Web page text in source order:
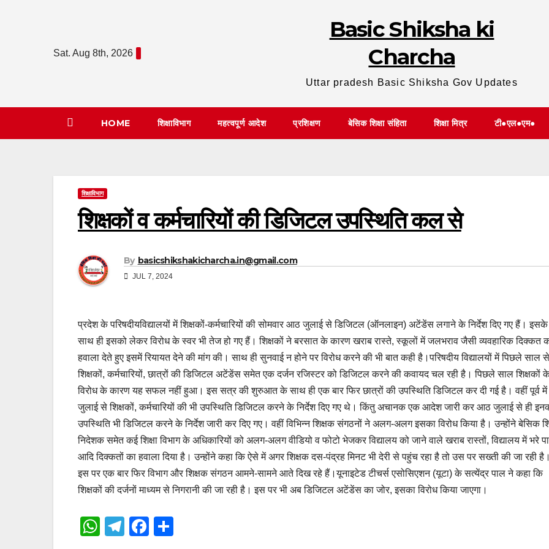
Sat. Aug 8th, 2026
Basic Shiksha ki
Charcha
Uttar pradesh Basic Shiksha Gov Updates
HOME शिक्षाविभाग महत्वपूर्ण आदेश प्रशिक्षण बेसिक शिक्षा संहिता शिक्षा मित्र टी●एल●एम●
शिक्षाविभाग
शिक्षकों व कर्मचारियों की डिजिटल उपस्थिति कल से
By basicshikshakicharcha.in@gmail.com
JUL 7, 2024
प्रदेश के परिषदीयविद्यालयों में शिक्षकों-कर्मचारियों की सोमवार आठ जुलाई से डिजिटल (ऑनलाइन) अटेंडेंस लगाने के निर्देश दिए गए हैं। इसके
साथ ही इसको लेकर विरोध के स्वर भी तेज हो गए हैं। शिक्षकों ने बरसात के कारण खराब रास्ते, स्कूलों में जलभराव जैसी व्यवहारिक दिक्कत
हवाला देते हुए इसमें रियायत देने की मांग की। साथ ही सुनवाई न होने पर विरोध करने की भी बात कही है।परिषदीय विद्यालयों में पिछले साल से
शिक्षकों, कर्मचारियों, छात्रों की डिजिटल अटेंडेंस समेत एक दर्जन रजिस्टर को डिजिटल करने की कवायद चल रही है। पिछले साल शिक्षकों
विरोध के कारण यह सफल नहीं हुआ। इस सत्र की शुरुआत के साथ ही एक बार फिर छात्रों की उपस्थिति डिजिटल कर दी गई है। वहीं पूर्व
जुलाई से शिक्षकों, कर्मचारियों की भी उपस्थिति डिजिटल करने के निर्देश दिए गए थे। किंतु अचानक एक आदेश जारी कर आठ जुलाई से ही
उपस्थिति भी डिजिटल करने के निर्देश जारी कर दिए गए। वहीं विभिन्न शिक्षक संगठनों ने अलग-अलग इसका विरोध किया है। उन्होंने बेसिक
निदेशक समेत कई शिक्षा विभाग के अधिकारियों को अलग-अलग वीडियो व फोटो भेजकर विद्यालय को जाने वाले खराब रास्तों, विद्यालय में भरे
आदि दिक्कतों का हवाला दिया है। उन्होंने कहा कि ऐसे में अगर शिक्षक दस-पंद्रह मिनट भी देरी से पहुंच रहा है तो उस पर सख्ती की जा रही है।
इस पर एक बार फिर विभाग और शिक्षक संगठन आमने-सामने आते दिख रहे हैं।यूनाइटेड टीचर्स एसोसिएशन (यूटा) के सत्येंद्र पाल ने कहा कि
शिक्षकों की दर्जनों माध्यम से निगरानी की जा रही है। इस पर भी अब डिजिटल अटेंडेंस का जोर, इसका विरोध किया जाएगा।
W
T
F